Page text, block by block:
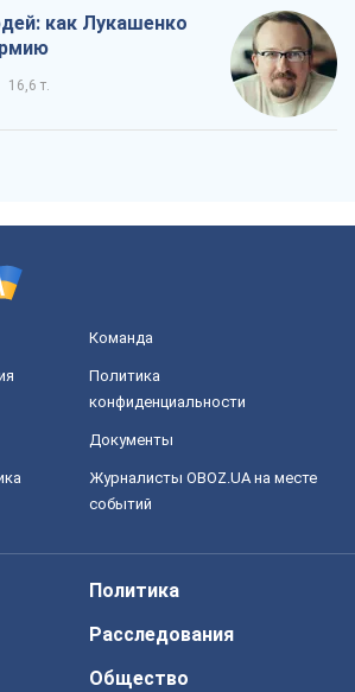
как Лукашенко
16,6 т.
Команда
Политика
конфиденциальности
Документы
Журналисты OBOZ.UA на месте
событий
Политика
Расследования
Общество